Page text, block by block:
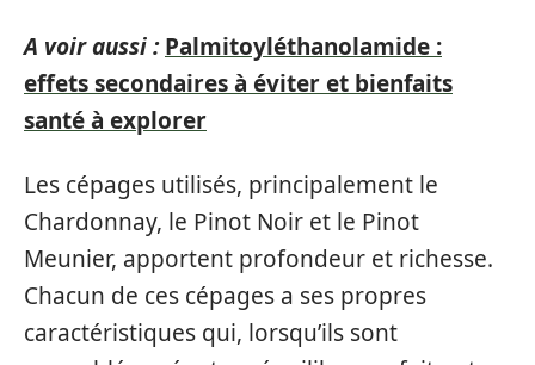
A voir aussi : Palmitoyléthanolamide :
effets secondaires à éviter et bienfaits
santé à explorer
Les cépages utilisés, principalement le
Chardonnay, le Pinot Noir et le Pinot
Meunier, apportent profondeur et richesse.
Chacun de ces cépages a ses propres
caractéristiques qui, lorsqu’ils sont